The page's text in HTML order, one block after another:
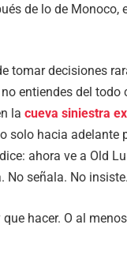
de lo de Monoco,
tomar decisiones
entiendes del todo
la cueva siniestra
solo hacia adelante
ahora ve a Old
No señala. No
hacer. O al